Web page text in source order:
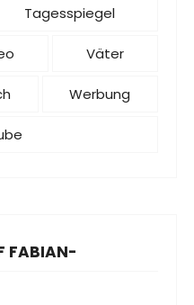
Tagesspiegel
Väter
Werbung
FABIAN-